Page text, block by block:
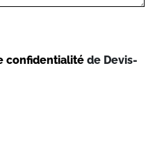
confidentialité de Devis-